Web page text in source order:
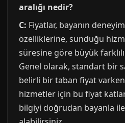
aralığı nedir?
C: Fiyatlar, bayanın
özelliklerine, sunduğu
süresine göre büyük
Genel olarak, standart bir
belirli bir taban fiyat
hizmetler için bu fiyat
bilgiyi doğrudan bayanla